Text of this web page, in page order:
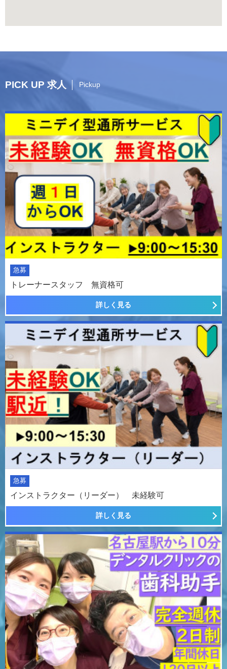
PICK UP 求人 Pickup
急募
トレーナースタッフ 無資格可
詳しく見る
急募
インストラクター（リーダー） 未経験可
詳しく見る